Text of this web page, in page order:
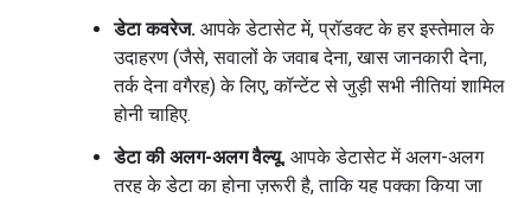
डेटा कवरेज. आपके डेटासेट में, प्रॉडक्ट के हर इस्तेमाल के
उदाहरण (जैसे, सवालों के जवाब देना, खास जानकारी देना,
तर्क देना वगैरह) के लिए, कॉन्टेंट से जुड़ी सभी नीतियां शामिल
होनी चाहिए.
डेटा की अलग-अलग वैल्यू. आपके डेटासेट में अलग-अलग
तरह के डेटा का होना ज़रूरी है, ताकि यह पक्का किया जा